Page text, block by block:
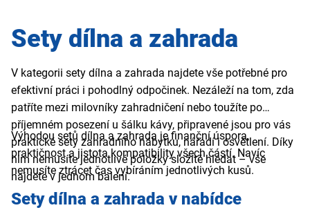
Sety dílna a zahrada
V kategorii sety dílna a zahrada najdete vše potřebné pro
efektivní práci i pohodlný odpočinek. Nezáleží na tom, zda
patříte mezi milovníky zahradničení nebo toužíte po
příjemném posezení u šálku kávy, připravené jsou pro vás
praktické sety zahradního nábytku, nářadí i osvětlení. Díky
nim nemusíte jednotlivé položky složitě hledat – vše
najdete v jednom balení.
Výhodou setů dílna a zahrada je finanční úspora,
praktičnost a jistota kompatibility všech částí. Navíc
nemusíte ztrácet čas vybíráním jednotlivých kusů.
Sety dílna a zahrada v nabídce